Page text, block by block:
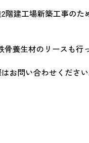
階建工場新築工事のた
骨養生材のリースも行
お問い合わせください